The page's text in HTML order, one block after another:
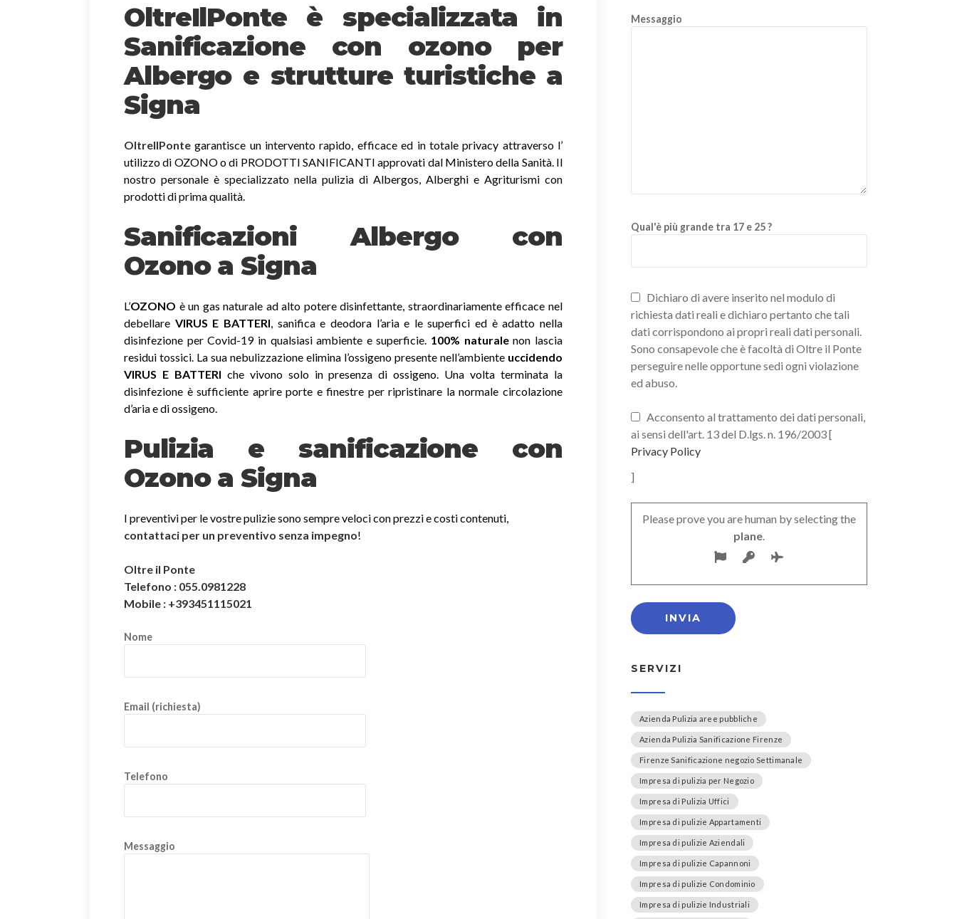
OltreIlPonte è specializzata in
Sanificazione con ozono per
Albergo e strutture turistiche a
Signa
OltreIlPonte garantisce un intervento rapido, efficace ed in totale privacy attraverso l’
utilizzo di OZONO o di PRODOTTI SANIFICANTI approvati dal Ministero della Sanità. Il
nostro personale è specializzato nella pulizia di Albergos, Alberghi e Agriturismi con
prodotti di prima qualità.
Sanificazioni Albergo con
Ozono a Signa
L’OZONO è un gas naturale ad alto potere disinfettante, straordinariamente efficace nel
debellare VIRUS E BATTERI, sanifica e deodora l’aria e le superfici ed è adatto nella
disinfezione per Covid-19 in qualsiasi ambiente e superficie. 100% naturalenon lascia
residui tossici. La sua nebulizzazione elimina l’ossigeno presente nell’ambiente uccidendo
VIRUS E BATTERI che vivono solo in presenza di ossigeno. Una volta terminata la
disinfezione è sufficiente aprire porte e finestre per ripristinare la normale circolazione
d’aria e di ossigeno.
Pulizia e sanificazione con
Ozono a Signa
I preventivi per le vostre pulizie sono sempre veloci con prezzi e costi contenuti,
contattaci per un preventivo senza impegno!
Oltre il Ponte
Telefono : 055.0981228
Mobile : +393451115021
Nome
Email (richiesta)
Telefono
Messaggio
Messaggio
Qual'è più grande tra 17 e 25 ?
Dichiaro di avere inserito nel modulo di
richiesta dati reali e dichiaro pertanto che tali
dati corrispondono ai propri reali dati personali.
Sono consapevole che è facoltà di Oltre il Ponte
perseguire nelle opportune sedi ogni violazione
ed abuso.
Acconsento al trattamento dei dati personali,
ai sensi dell'art. 13 del D.lgs. n. 196/2003 [
Privacy Policy
]
Please prove you are human by selecting the
plane.
SERVIZI
Azienda Pulizia aree pubbliche
Azienda Pulizia Sanificazione Firenze
Firenze Sanificazione negozio Settimanale
Impresa di pulizia per Negozio
Impresa di Pulizia Uffici
Impresa di pulizie Appartamenti
Impresa di pulizie Aziendali
Impresa di pulizie Capannoni
Impresa di pulizie Condominio
Impresa di pulizie Industriali